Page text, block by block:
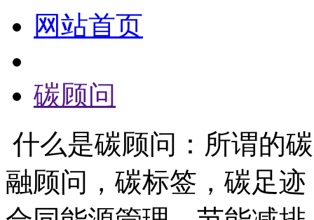
网站首页
碳顾问
什么是碳顾问：所谓的
融顾问，碳标签，碳足